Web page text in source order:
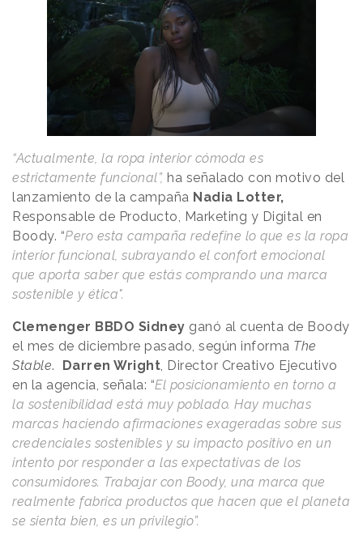
“Actualmente, la ropa interior cómoda es
estrictamente funcional”, ha señalado con motivo del
lanzamiento de la campaña Nadia Lotter,
Responsable de Producto, Marketing y Digital en
Boody. “Pero esta campaña redefine lo que es la ropa
interior funcional, subrayando el confort emocional
que aporta saber que estás comprando una marca
sostenible y ética".
Clemenger BBDO Sidney ganó al cuenta de Boody
el mes de diciembre pasado, según informa The
Stable. Darren Wright, Director Creativo Ejecutivo
en la agencia, señala: “El posicionamiento en torno a
la sostenibilidad está muy poblado. Hay muchas
marcas haciendo afirmaciones exageradas sobre sus
credenciales sostenibles y su impacto positivo en un
intento por responder a las expectativas de los
consumidores. Trabajar con Boody, una marca que
realmente fabrica productos que hacen que el planeta
se sienta bien, es un privilegio”.